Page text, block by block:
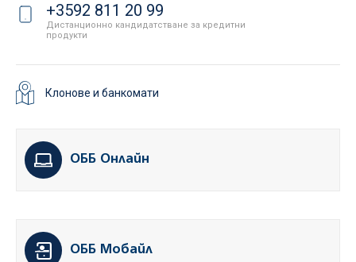
+3592 811 20 99
Дистанционно кандидатстване за кредитни
продукти
Клонове и банкомати
ОББ Онлайн
ОББ Мобайл